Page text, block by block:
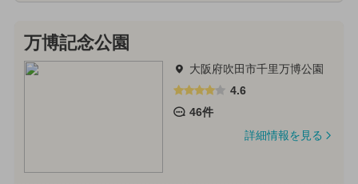
万博記念公園
大阪府吹田市千里万博公園
4.6
46件
詳細情報を見る